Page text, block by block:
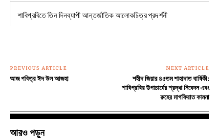
শাবিপ্রবিতে তিন দিনব্যাপী আন্তর্জাতিক আলোকচিত্র প্রদর্শনী
PREVIOUS ARTICLE
আজ পবিত্র ঈদ উল আজহা
NEXT ARTICLE
শহীদ জিয়ার ৪৫তম শাহাদাত বার্ষিকী:
শাবিপ্রবির উপাচার্যের শ্রদ্ধা নিবেদন এবং
রুহের মাগফিরাত কামনা
আরও পড়ুন